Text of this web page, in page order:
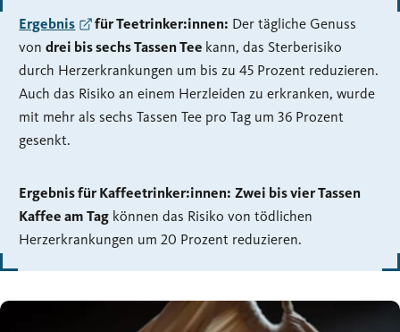
Ergebnis für Teetrinker:innen: Der tägliche Genuss
vondrei bis sechs Tassen Tee kann, das Sterberisiko
durch Herzerkrankungen um bis zu 45 Prozent reduzieren.
Auch das Risiko an einem Herzleiden zu erkranken, wurde
mit mehr als sechs Tassen Tee pro Tag um 36 Prozent
gesenkt.
Ergebnis für Kaffeetrinker:innen: Zwei bis vier Tassen
Kaffee am Tag können das Risiko von tödlichen
Herzerkrankungen um 20 Prozent reduzieren.